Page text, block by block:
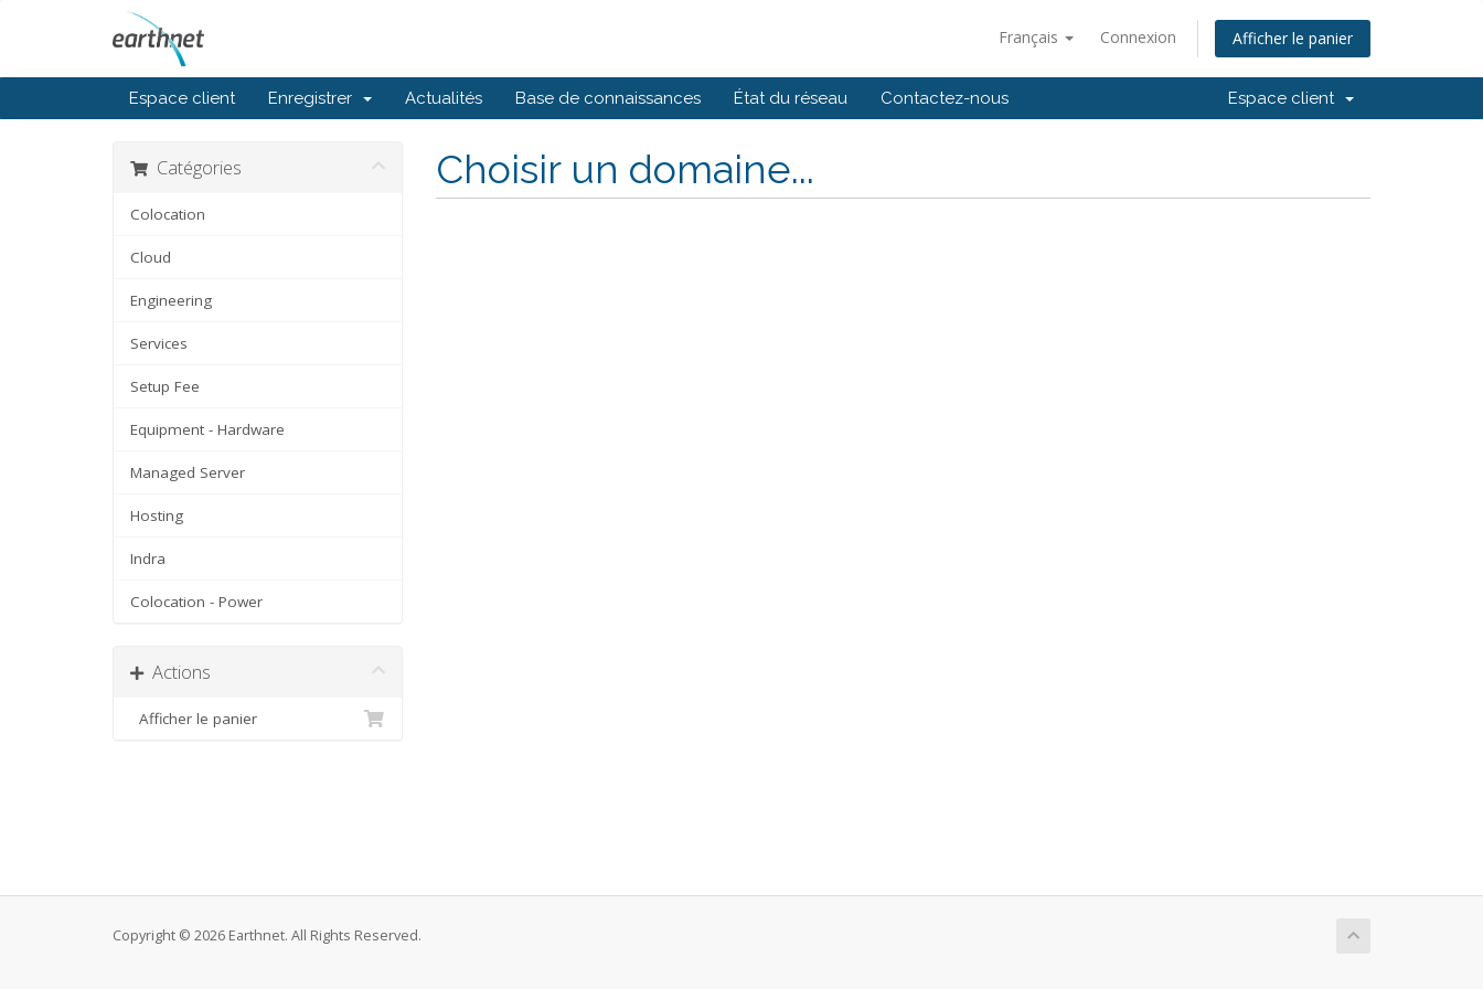
Français Connexion Afficher le panier
Espace client Enregistrer Actualités Base de connaissances État du réseau Contactez-nous Espace client
Choisir un domaine...
Catégories
Colocation
Cloud
Engineering
Services
Setup Fee
Equipment - Hardware
Managed Server
Hosting
Indra
Colocation - Power
Actions
Afficher le panier
Copyright © 2026 Earthnet. All Rights Reserved.